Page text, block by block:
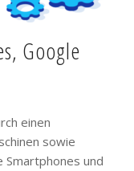
Google
einen
sowie
Smartphones und